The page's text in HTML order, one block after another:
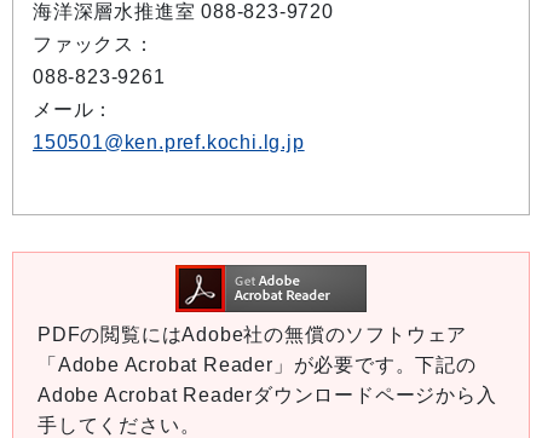
海洋深層水推進室 088-823-9720
ファックス：
088-823-9261
メール：
150501@ken.pref.kochi.lg.jp
PDFの閲覧にはAdobe社の無償のソフトウェア
「Adobe Acrobat Reader」が必要です。下記の
Adobe Acrobat Readerダウンロードページから入
手してください。